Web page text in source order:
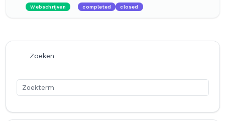
Webschrijven completed closed
Zoeken